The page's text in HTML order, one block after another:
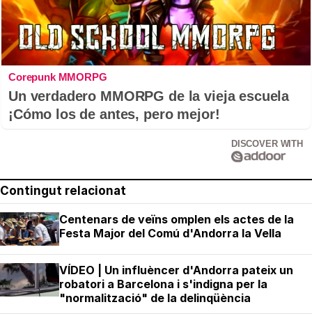
Corepunk MMORPG
Un verdadero MMORPG de la vieja escuela
¡Cómo los de antes, pero mejor!
DISCOVER WITH
Contingut relacionat
Centenars de veïns omplen els actes de la
Festa Major del Comú d'Andorra la Vella
VÍDEO | Un influèncer d'Andorra pateix un
robatori a Barcelona i s'indigna per la
"normalització" de la delinqüència